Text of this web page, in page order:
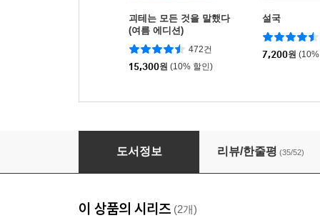
괴테는 모든 것을 말했다
(여름 에디션)
472건
15,300원 (10% 할인)
설국
7,200원
내 이름은 빨강 1
도서정보 리뷰/한줄평 (35/52)
이 상품의 시리즈 (2개)